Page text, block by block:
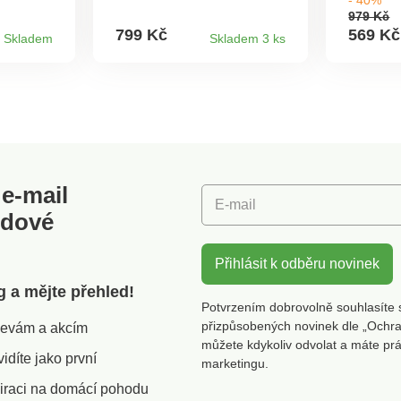
/ 3
Skladem 799 Kč Skladem 3 ks
Skvělé
džínami
rukávy.
je
pračce.
979 Kč
569 Kč
mail
a mějte přehled!
a akcím
jako první
na domácí pohodu
E-mail
Přihlásit k odběru novinek
Potvrzením dobrovolně
přizpůsobených novinek dle
můžete kdykoliv odvolat a máte
marketingu.